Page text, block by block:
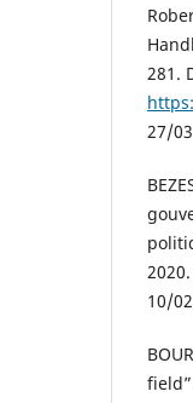
281.
27/
10/